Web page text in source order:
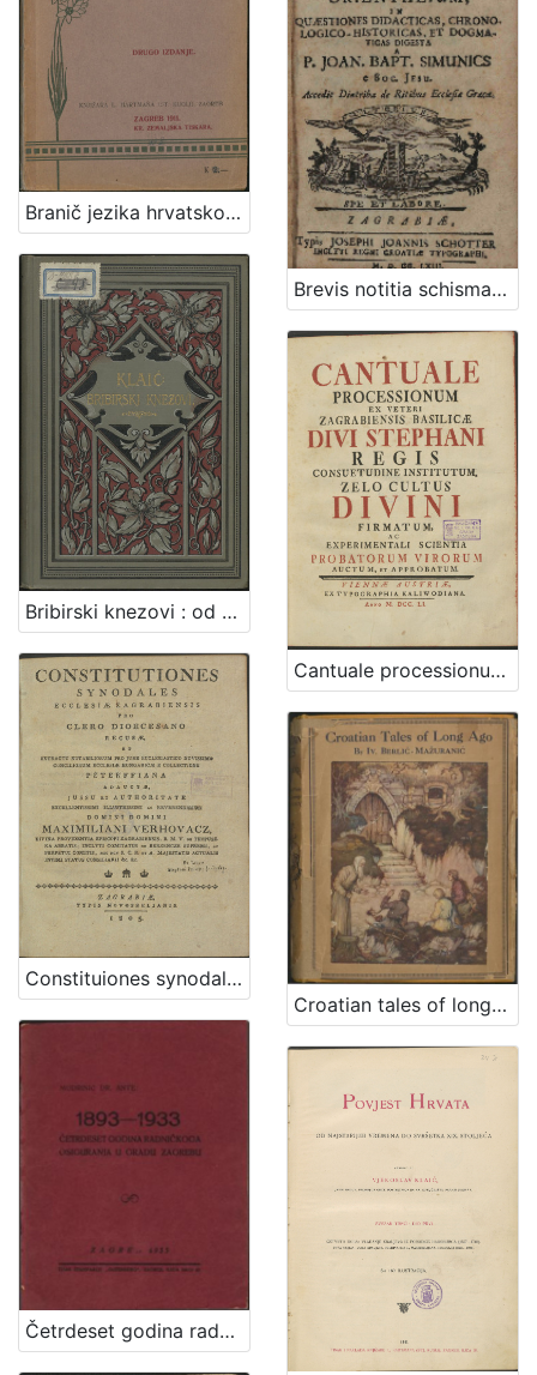
Branič jezika hrvatskoga / napisao Nikola Andrić
Brevis notitia schismatis Graeci, et controversiarum orientalium, in quaestiones didacticas, chronologico-historicas, et dogmaticas digesta / a p. Joan. Bapt. Simunics e Soc. Jesu. ; [Assertiones theologicas De sacramenti poenitentiae, extremae unctionis, ordinis, & matrimonii, in ... S.J. Academia Zagrabiensi publice propugnaret ... Andreas Novoszel Croata Ivanicsensis, ss. theologiae in tertium
Bribirski knezovi : od plemena Šubić do god. 1347. : sa jednom rodoslovnom tablicom / Vjekoslav Klaić
Cantuale processionum [pro ecclesia Zagrabiensi] ex veteri Zagrabiensis basilicae divi Stephani regis consuetudine institutum, zelo cultus divini firmatum, ac experimentali scientia probatorum virorum auctum, et approbatum
Constituiones synodales Ecclesiae Zagrabiensis pro clero dioecesano recusae et extractu notabiliorum pro jure ecclesiastico novissimo conciliorum ecclesiae Hungaricae e collectione Peterffiana adauctae / jussu et authoritate ... domini Maximiliani Verhovacz, divina providentia episcopi Zagrabiensis ...
Croatian tales of long ago / by Iv. Berlić-Mažuranić
Četrdeset godina radničkoga osiguranja u gradu Zagrebu : 1893-1933 / Ante Mudrinić